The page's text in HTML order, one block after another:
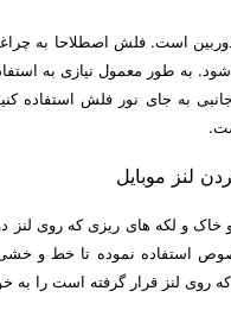
است. فلش اصطلاحا به
به طور معمول نیازی به
به جای نور فلش استفاده
و لکه های ریزی که روی لنز
استفاده نموده تا خط و
روی لنز قرار گرفته است را به